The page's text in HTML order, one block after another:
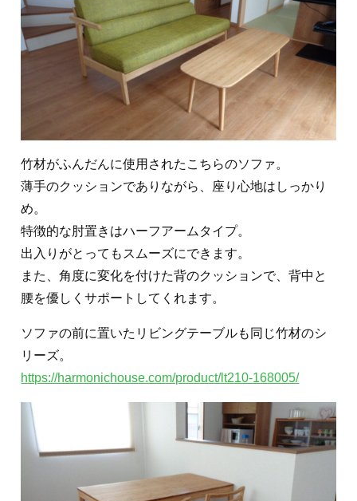
竹材がふんだんに使用されたこちらのソファ。
薄手のクッションでありながら、座り心地はしっかり
め。
特徴的な肘置きはハーフアームタイプ。
出入りがとってもスムーズにできます。
また、角度に変化を付けた背のクッションで、背中と
腰を優しくサポートしてくれます。
ソファの前に置いたリビングテーブルも同じ竹材のシ
リーズ。
https://harmonichouse.com/product/lt210-168005/